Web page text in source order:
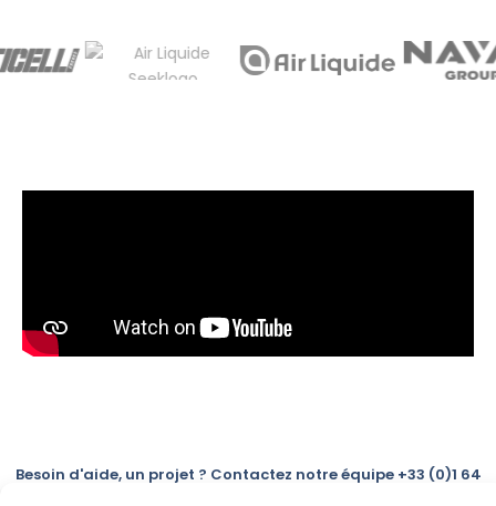
Besoin d'aide, un projet ? Contactez notre équipe +33 (0)1 64